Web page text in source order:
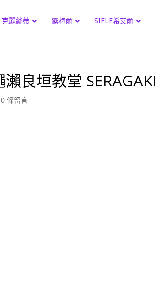
克麗絲蒂 露梅爾 SIELE希艾爾
良垣教堂
0 條留言